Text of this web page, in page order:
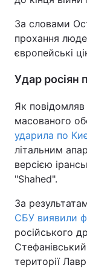
За словами
прохання
європейські
Удар росіян
Як
масованого
ударила по
літальним
версією
"Shahed".
За
СБУ виявили
російського
території